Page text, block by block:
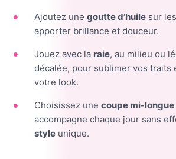
Ajoutez une goutte d’huilesur
apporter brillance et douceur.
Jouez avec la raie, au milieu ou
décalée, pour sublimer vos traits
votre look.
Choisissez une coupe mi-longue
accompagne chaque jour sans
styleunique.